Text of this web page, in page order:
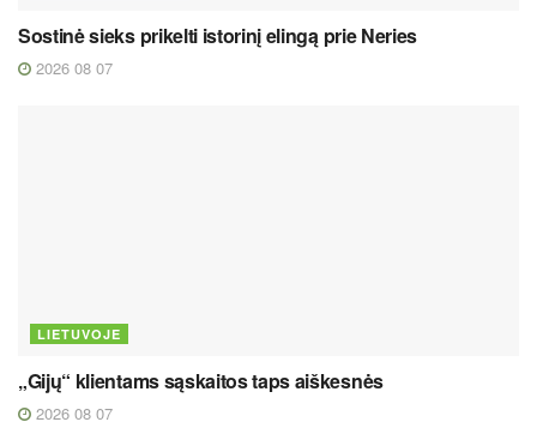
Sostinė sieks prikelti istorinį elingą prie Neries
2026 08 07
LIETUVOJE
„Gijų“ klientams sąskaitos taps aiškesnės
2026 08 07